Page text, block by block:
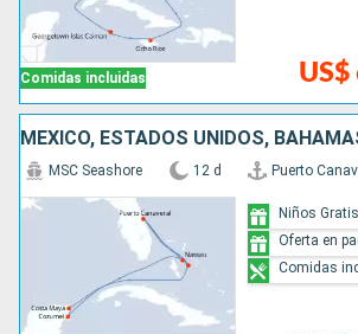
Comidas incluidas US$
MÉXICO, ESTADOS UNIDOS,
MSC Seashore 12 d Puerto
Niños Gratis
Oferta en
Comidas